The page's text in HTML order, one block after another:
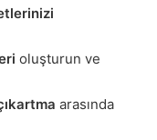
oluşturun ve
arasında